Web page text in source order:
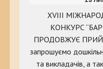
XVIII
КОНКУРС
ПРОДОВЖУЄ
запрошуємо
та викладачів, а